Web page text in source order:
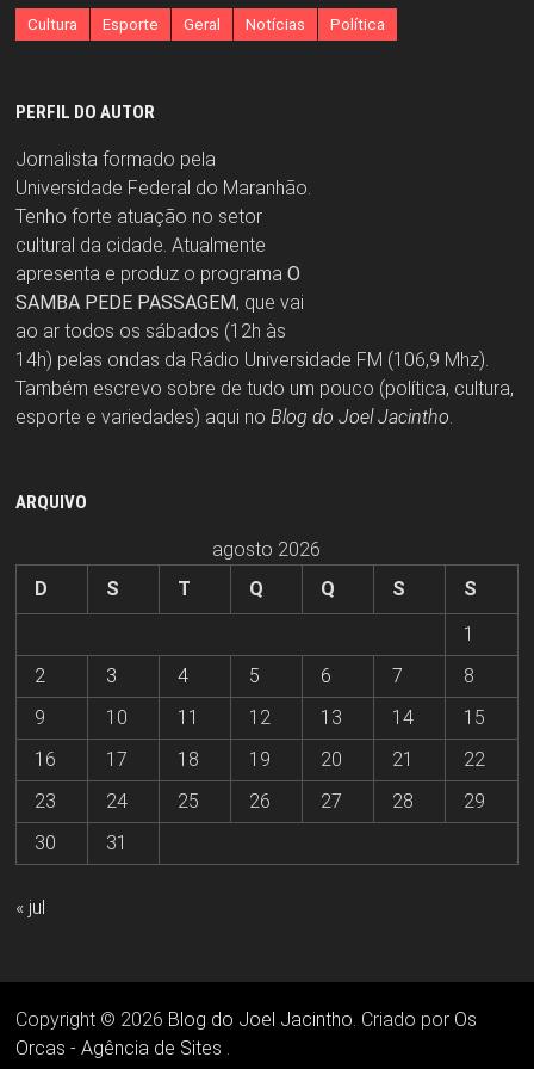
Cultura Esporte Geral Notícias Política
PERFIL DO AUTOR
Jornalista formado pela
Universidade Federal do Maranhão.
Tenho forte atuação no setor
cultural da cidade. Atualmente
apresenta e produz o programa O
SAMBA PEDE PASSAGEM, que vai
ao ar todos os sábados (12h às
14h) pelas ondas da Rádio Universidade FM (106,9 Mhz).
Também escrevo sobre de tudo um pouco (política, cultura,
esporte e variedades) aqui no Blog do Joel Jacintho
ARQUIVO
agosto 2026
D
S T Q Q S
S
1
2
3 4 5 6 7
8
9
10 11 12 13 14
15
16
17 18 19 20 21
22
23
24 25 26 27 28
29
30
31
« jul
Copyright © 2026 Blog do Joel Jacintho . Criado por Os
Orcas - Agência de Sites